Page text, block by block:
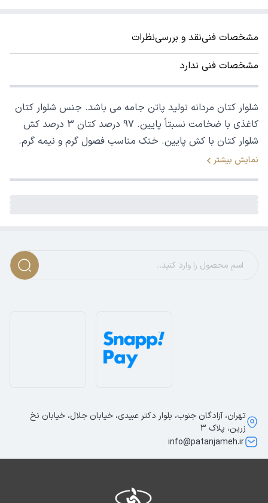
مشخصات فنینقد و بررسینظرات
مشخصات فنی ندارد
شلوار کتان مردانه تولید پاتن جامه می باشد. جنس شلوار کتان
کاغذی با ضخامت نسبتاً پایین. 97 درصد کتان 3 درصد کش
شلوار کتان با کش پایین. خنک مناسب فصول گرم و نیمه گرم.
نمایش بیشتر
تهران، آزادگان جنوب، بلوار دکتر عبیدی، خیابان جلال، خیابان نخ
زرین، پلاک 3
info@patanjameh.ir